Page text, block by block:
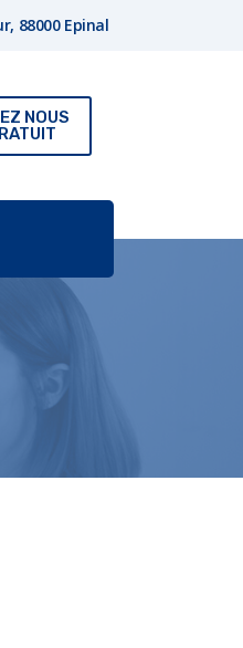
88000 Epinal
NOUS